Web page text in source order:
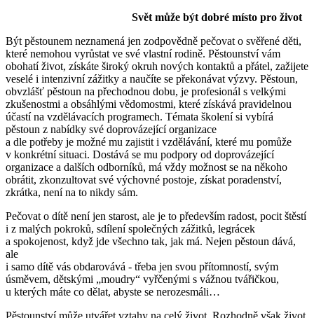
Svět může být dobré místo pro život
Být pěstounem neznamená jen zodpovědně pečovat o svěřené děti,
které nemohou vyrůstat ve své vlastní rodině. Pěstounství vám
obohatí život, získáte široký okruh nových kontaktů a přátel, zažijete
veselé i intenzivní zážitky a naučíte se překonávat výzvy. Pěstoun,
obvzlášť pěstoun na přechodnou dobu, je profesionál s velkými
zkušenostmi a obsáhlými vědomostmi, které získává pravidelnou
účastí na vzdělávacích programech. Témata školení si vybírá
pěstoun z nabídky své doprovázející organizace
a dle potřeby je možné mu zajistit i vzdělávání, které mu pomůže
v konkrétní situaci. Dostává se mu podpory od doprovázející
organizace a dalších odborníků, má vždy možnost se na někoho
obrátit, zkonzultovat své výchovné postoje, získat poradenství,
zkrátka, není na to nikdy sám.
Pečovat o dítě není jen starost, ale je to především radost, pocit štěstí
i z malých pokroků, sdílení společných zážitků, legrácek
a spokojenost, když jde všechno tak, jak má. Nejen pěstoun dává,
ale
i samo dítě vás obdarovává - třeba jen svou přítomností, svým
úsměvem, dětskými „moudry“ vyřčenými s vážnou tvářičkou,
u kterých máte co dělat, abyste se nerozesmáli…
Pěstounství může utvářet vztahy na celý život. Rozhodně však život